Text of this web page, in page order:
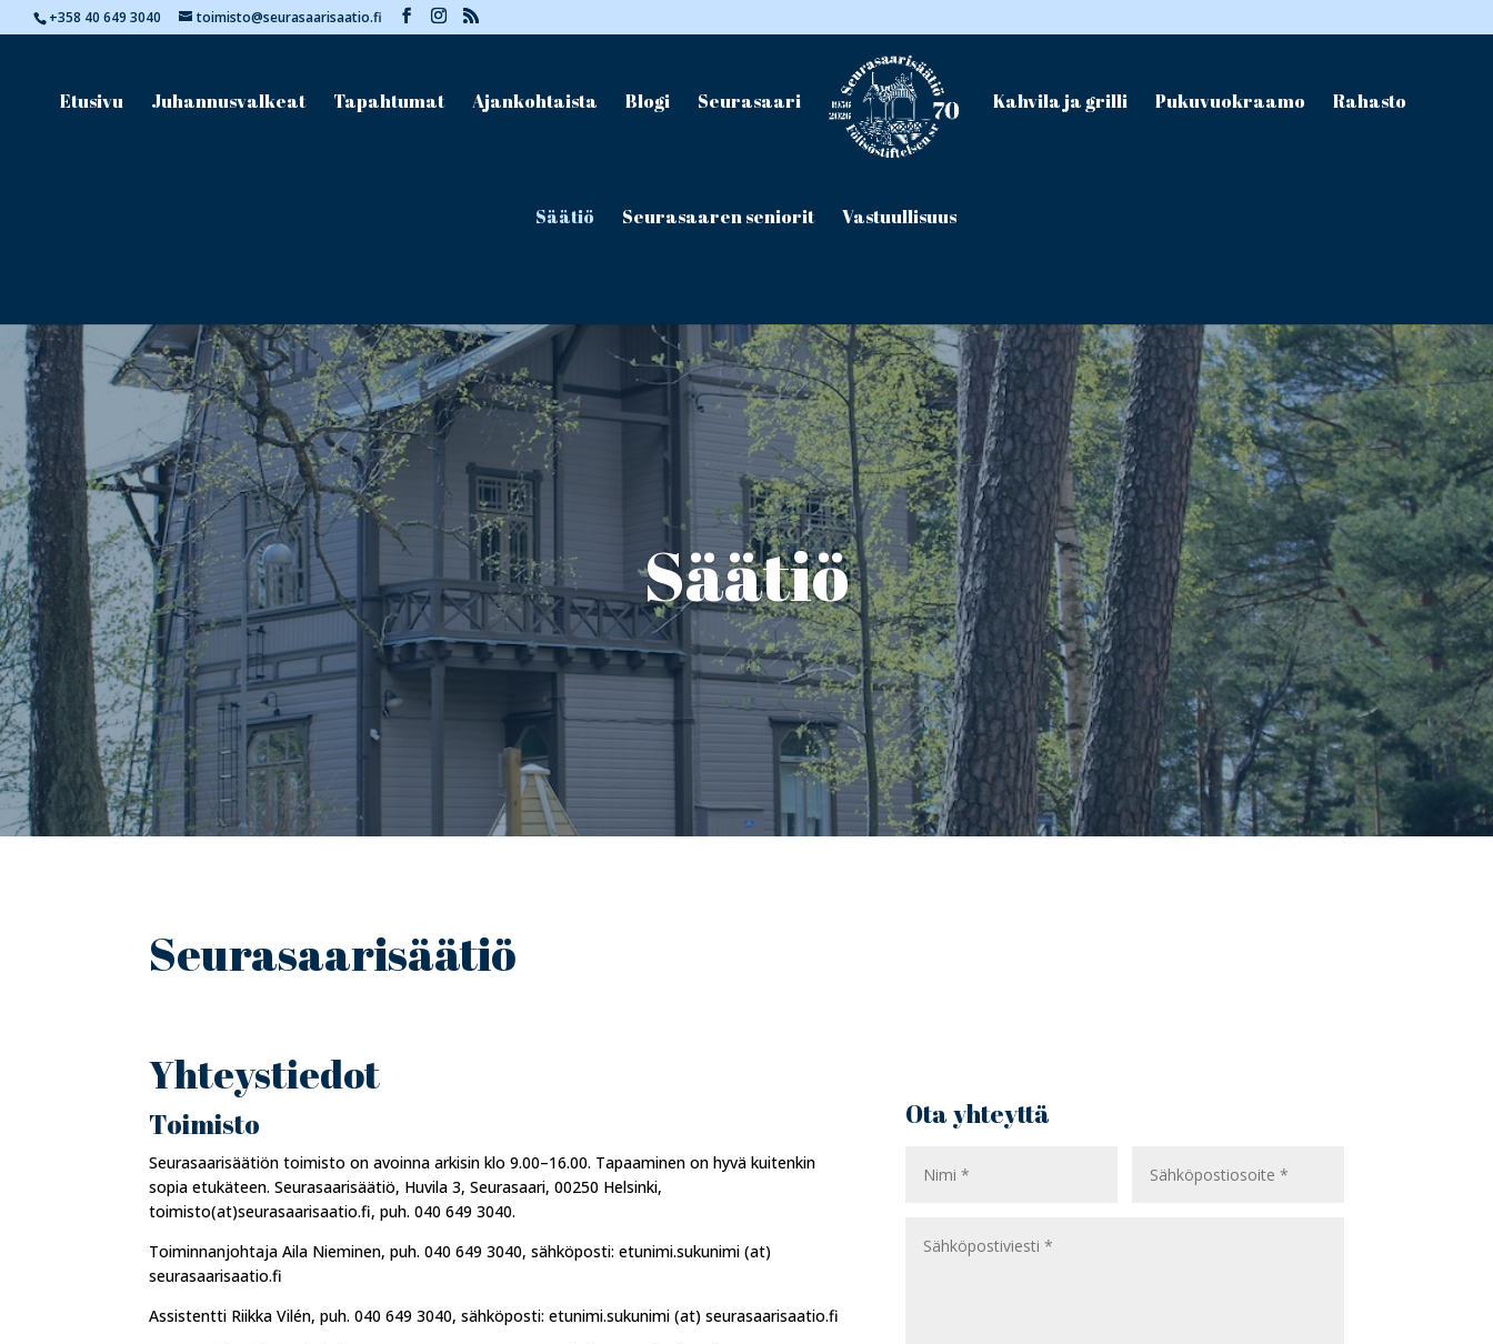
+358 40 649 3040 toimisto@seurasaarisaatio.fi
Etusivu Juhannusvalkeat Tapahtumat Ajankohtaista Blogi Seurasaari Kahvila ja grilli Pukuvuokraamo Rahasto
Säätiö Seurasaaren seniorit Vastuullisuus
Säätiö
Seurasaarisäätiö
Yhteystiedot
Toimisto
Seurasaarisäätiön toimisto on avoinna arkisin klo 9.00–16.00. Tapaaminen on hyvä kuitenkin
sopia etukäteen. Seurasaarisäätiö, Huvila 3, Seurasaari, 00250 Helsinki,
toimisto(at)seurasaarisaatio.fi, puh. 040 649 3040.
Toiminnanjohtaja Aila Nieminen, puh. 040 649 3040, sähköposti: etunimi.sukunimi (at)
seurasaarisaatio.fi
Assistentti Riikka Vilén, puh. 040 649 3040, sähköposti: etunimi.sukunimi (at) seurasaarisaatio.fi
Ota yhteyttä